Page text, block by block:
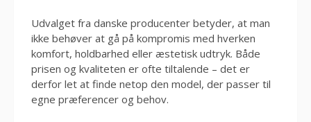
Udvalget fra danske producenter betyder, at man
ikke behøver at gå på kompromis med hverken
komfort, holdbarhed eller æstetisk udtryk. Både
prisen og kvaliteten er ofte tiltalende – det er
derfor let at finde netop den model, der passer til
egne præferencer og behov.